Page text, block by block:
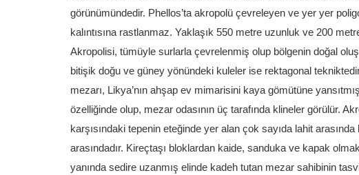
görünümündedir. Phellos’ta akropolü çevreleyen ve yer yer
kalıntısına rastlanmaz. Yaklaşık 550 metre uzunluk ve 200
Akropolisi, tümüyle surlarla çevrelenmiş olup bölgenin doğal
bitişik doğu ve güney yönündeki kuleler ise rektagonal
mezarı, Likya’nın ahşap ev mimarisini kaya gömütüne
özelliğinde olup, mezar odasının üç tarafında klineler görülür.
karşısındaki tepenin eteğinde yer alan çok sayıda lahit
arasındadır. Kireçtaşı bloklardan kaide, sanduka ve kapak
yanında sedire uzanmış elinde kadeh tutan mezar sahibinin